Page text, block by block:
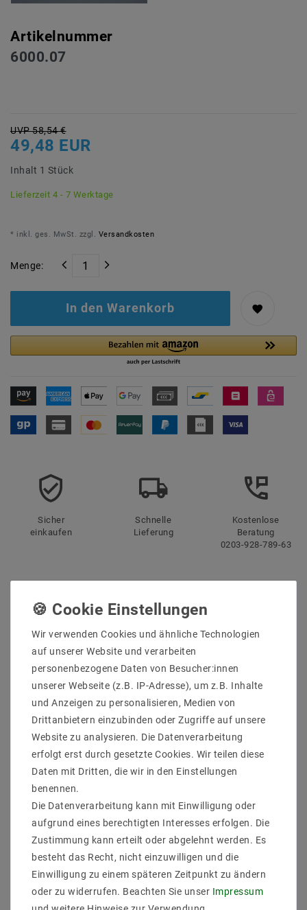
Artikelnummer
6000.07
UVP 58,54 €
49,48 EUR
Inhalt 1 Stück
Lieferzeit 4 - 7 Werktage
* inkl. ges. MwSt. zzgl. Versandkosten
Menge:
In den Warenkorb
Sicher
einkaufen
Schnelle
Lieferung
Kostenlose
Beratung
0203-928-789-63
Informationen zur Produktsicherheit
Artikle Nr: 6000.07
Leistung & Lichtfarb: -
Fassung: -
EEK: -
Schutzart: IP 20
Abmessungen: L 45, B 45, H 30 mm
Gewicht (kg): 0,5
Lieferung Leuchtmittel: -
Wir verwenden Cookies und ähnliche Technologien
auf unserer Website und verarbeiten
personenbezogene Daten von Besucher:innen
unserer Webseite (z.B. IP-Adresse), um z.B. Inhalte
und Anzeigen zu personalisieren, Medien von
Drittanbietern einzubinden oder Zugriffe auf unsere
Website zu analysieren. Die Datenverarbeitung
erfolgt erst durch gesetzte Cookies. Wir teilen diese
Daten mit Dritten, die wir in den Einstellungen
benennen.
Die Datenverarbeitung kann mit Einwilligung oder
aufgrund eines berechtigten Interesses erfolgen. Die
Zustimmung kann erteilt oder abgelehnt werden. Es
besteht das Recht, nicht einzuwilligen und die
Einwilligung zu einem späteren Zeitpunkt zu ändern
oder zu widerrufen. Beachten Sie unser Impressum